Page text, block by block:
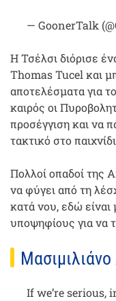
— GoonerTalk
Η Τσέλσι διόρισε
Thomas Tucel και
αποτελέσματα για
καιρός οι
προσέγγιση και να
τακτικό στο
Πολλοί οπαδοί της
να φύγει από τη
κατά νου, εδώ
υποψηφίους για να
If we’re serious,